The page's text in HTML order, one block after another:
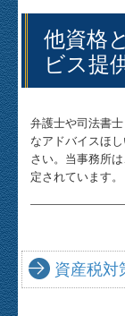
経営改善オン
マイナンバー
リンク集
特設コーナー
陶芸にチャレ
他資格
ビス提
弁護士や司法書
なアドバイスほ
さい。当事務所
定されています。
資産税対